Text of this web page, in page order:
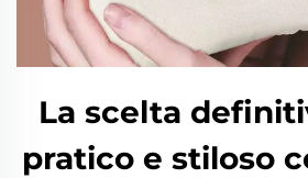
La scelta
pratico e stiloso